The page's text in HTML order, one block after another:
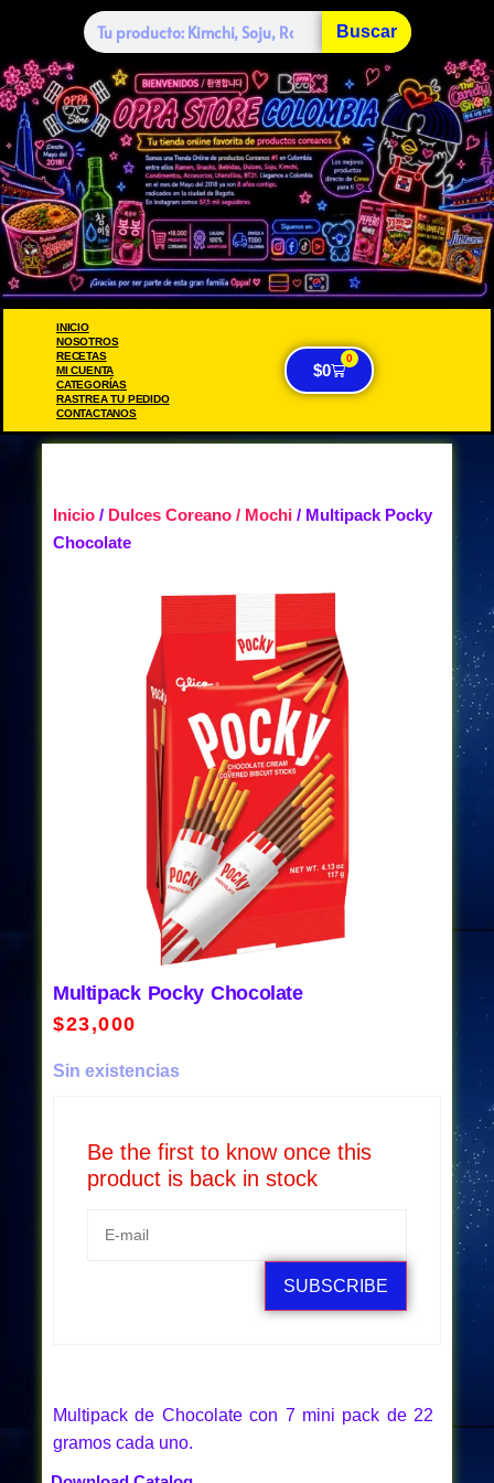
Buscar
INICIO
NOSOTROS
RECETAS
MI CUENTA
CATEGORÍAS
RASTREA TU PEDIDO
CONTACTANOS
$0
0
Inicio / Dulces Coreano / Mochi / Multipack Pocky
Chocolate
Multipack Pocky Chocolate
$23,000
Sin existencias
Be the first to know once this
product is back in stock
SUBSCRIBE
Multipack de Chocolate con 7 mini pack de 22
gramos cada uno.